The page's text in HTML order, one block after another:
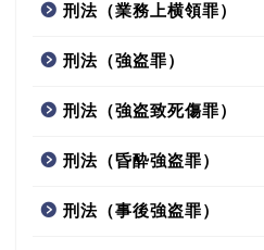
刑法（業務上横領罪）
刑法（強盗罪）
刑法（強盗致死傷罪）
刑法（昏酔強盗罪）
刑法（事後強盗罪）